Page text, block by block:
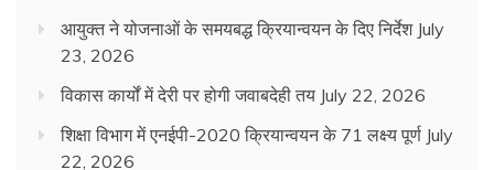
आयुक्त ने योजनाओं के समयबद्ध क्रियान्वयन के दिए निर्देश July
23, 2026
विकास कार्यों में देरी पर होगी जवाबदेही तय July 22, 2026
शिक्षा विभाग में एनईपी-2020 क्रियान्वयन के 71 लक्ष्य पूर्ण July
22, 2026